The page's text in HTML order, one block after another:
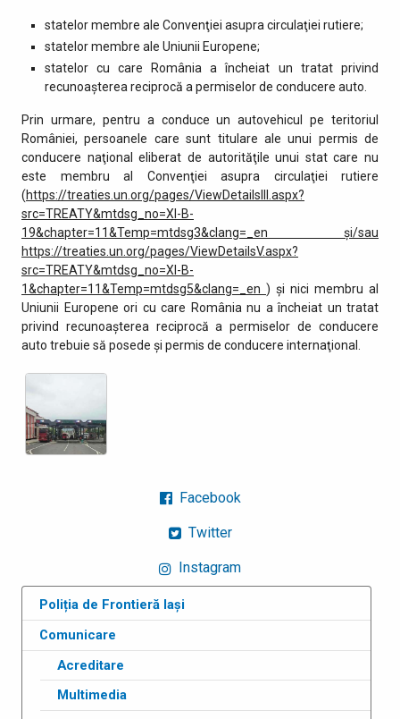
statelor membre ale Convenţiei asupra circulaţiei rutiere;
statelor membre ale Uniunii Europene;
statelor cu care România a încheiat un tratat privind
recunoaşterea reciprocă a permiselor de conducere auto.
Prin urmare, pentru a conduce un autovehicul pe teritoriul
României, persoanele care sunt titulare ale unui permis de
conducere naţional eliberat de autorităţile unui stat care nu
este membru al Convenţiei asupra circulaţiei rutiere
(https://treaties.un.org/pages/ViewDetailsIII.aspx?
src=TREATY&mtdsg_no=XI-B-
19&chapter=11&Temp=mtdsg3&clang=_en şi/sau
https://treaties.un.org/pages/ViewDetailsV.aspx?
src=TREATY&mtdsg_no=XI-B-
1&chapter=11&Temp=mtdsg5&clang=_en ) şi nici membru al
Uniunii Europene ori cu care România nu a încheiat un tratat
privind recunoaşterea reciprocă a permiselor de conducere
auto trebuie să posede şi permis de conducere internaţional.
Facebook
Twitter
Instagram
Poliția de Frontieră Iași
Comunicare
Acreditare
Multimedia